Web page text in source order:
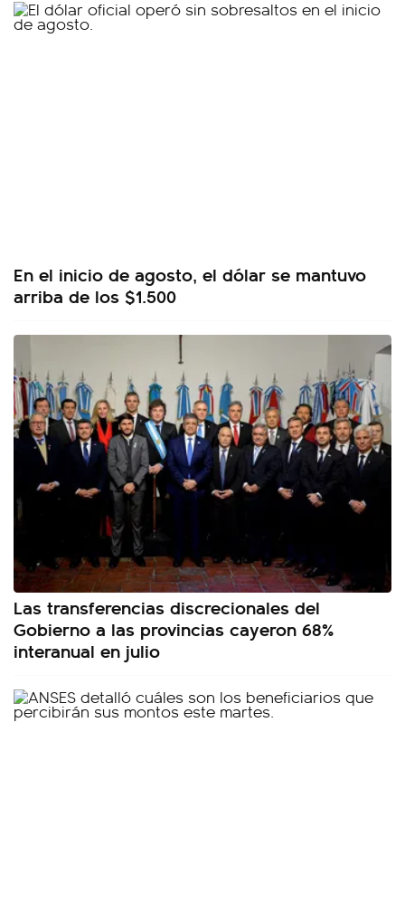
En el inicio de agosto, el dólar se mantuvo
arriba de los $1.500
Las transferencias discrecionales del
Gobierno a las provincias cayeron 68%
interanual en julio